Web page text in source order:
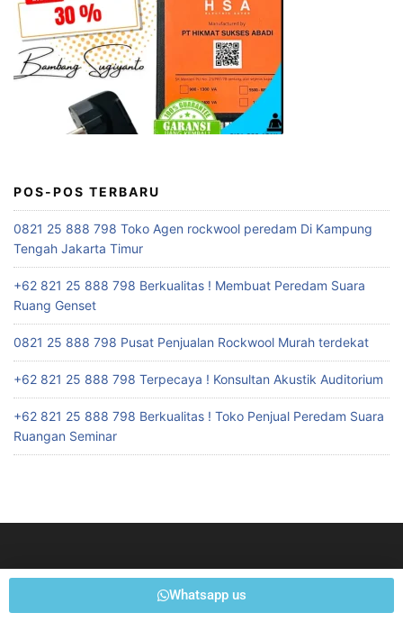
POS-POS TERBARU
0821 25 888 798 Toko Agen rockwool peredam Di Kampung
Tengah Jakarta Timur
+62 821 25 888 798 Berkualitas ! Membuat Peredam Suara
Ruang Genset
0821 25 888 798 Pusat Penjualan Rockwool Murah terdekat
+62 821 25 888 798 Terpecaya ! Konsultan Akustik Auditorium
+62 821 25 888 798 Berkualitas ! Toko Penjual Peredam Suara
Ruangan Seminar
Whatsapp us